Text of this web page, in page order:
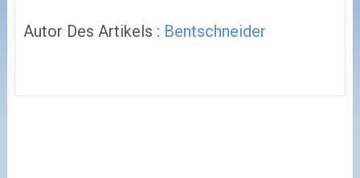
Autor Des Artikels : Bentschneider